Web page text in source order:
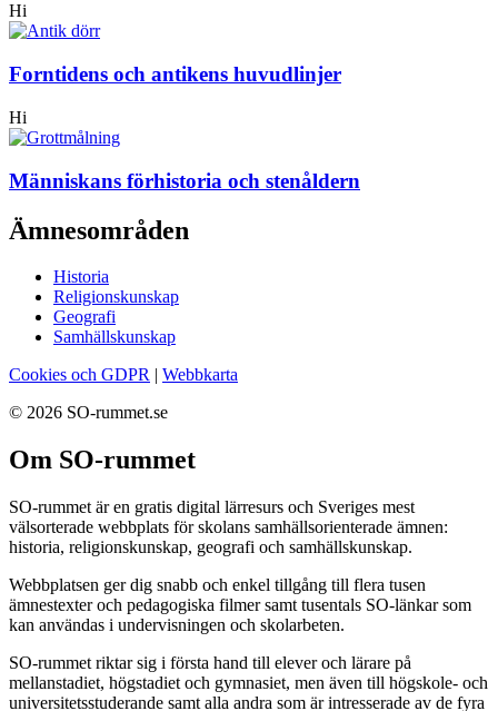
Hi
Forntidens och antikens huvudlinjer
Hi
Människans förhistoria och stenåldern
Ämnesområden
Historia
Religionskunskap
Geografi
Samhällskunskap
Cookies och GDPR | Webbkarta
© 2026 SO-rummet.se
Om SO-rummet
SO-rummet är en gratis digital lärresurs och Sveriges mest
välsorterade webbplats för skolans samhällsorienterade ämnen:
historia, religionskunskap, geografi och samhällskunskap.
Webbplatsen ger dig snabb och enkel tillgång till flera tusen
ämnestexter och pedagogiska filmer samt tusentals SO-länkar som
kan användas i undervisningen och skolarbeten.
SO-rummet riktar sig i första hand till elever och lärare på
mellanstadiet, högstadiet och gymnasiet, men även till högskole- och
universitetsstuderande samt alla andra som är intresserade av de fyra